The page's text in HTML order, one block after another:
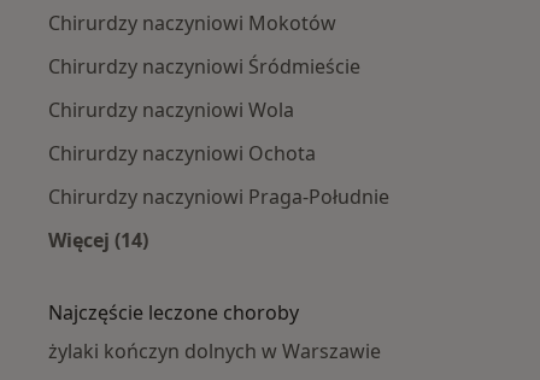
Chirurdzy naczyniowi Mokotów
Chirurdzy naczyniowi Śródmieście
Chirurdzy naczyniowi Wola
Chirurdzy naczyniowi Ochota
Chirurdzy naczyniowi Praga-Południe
Więcej (14)
Najczęście leczone choroby
żylaki kończyn dolnych w Warszawie